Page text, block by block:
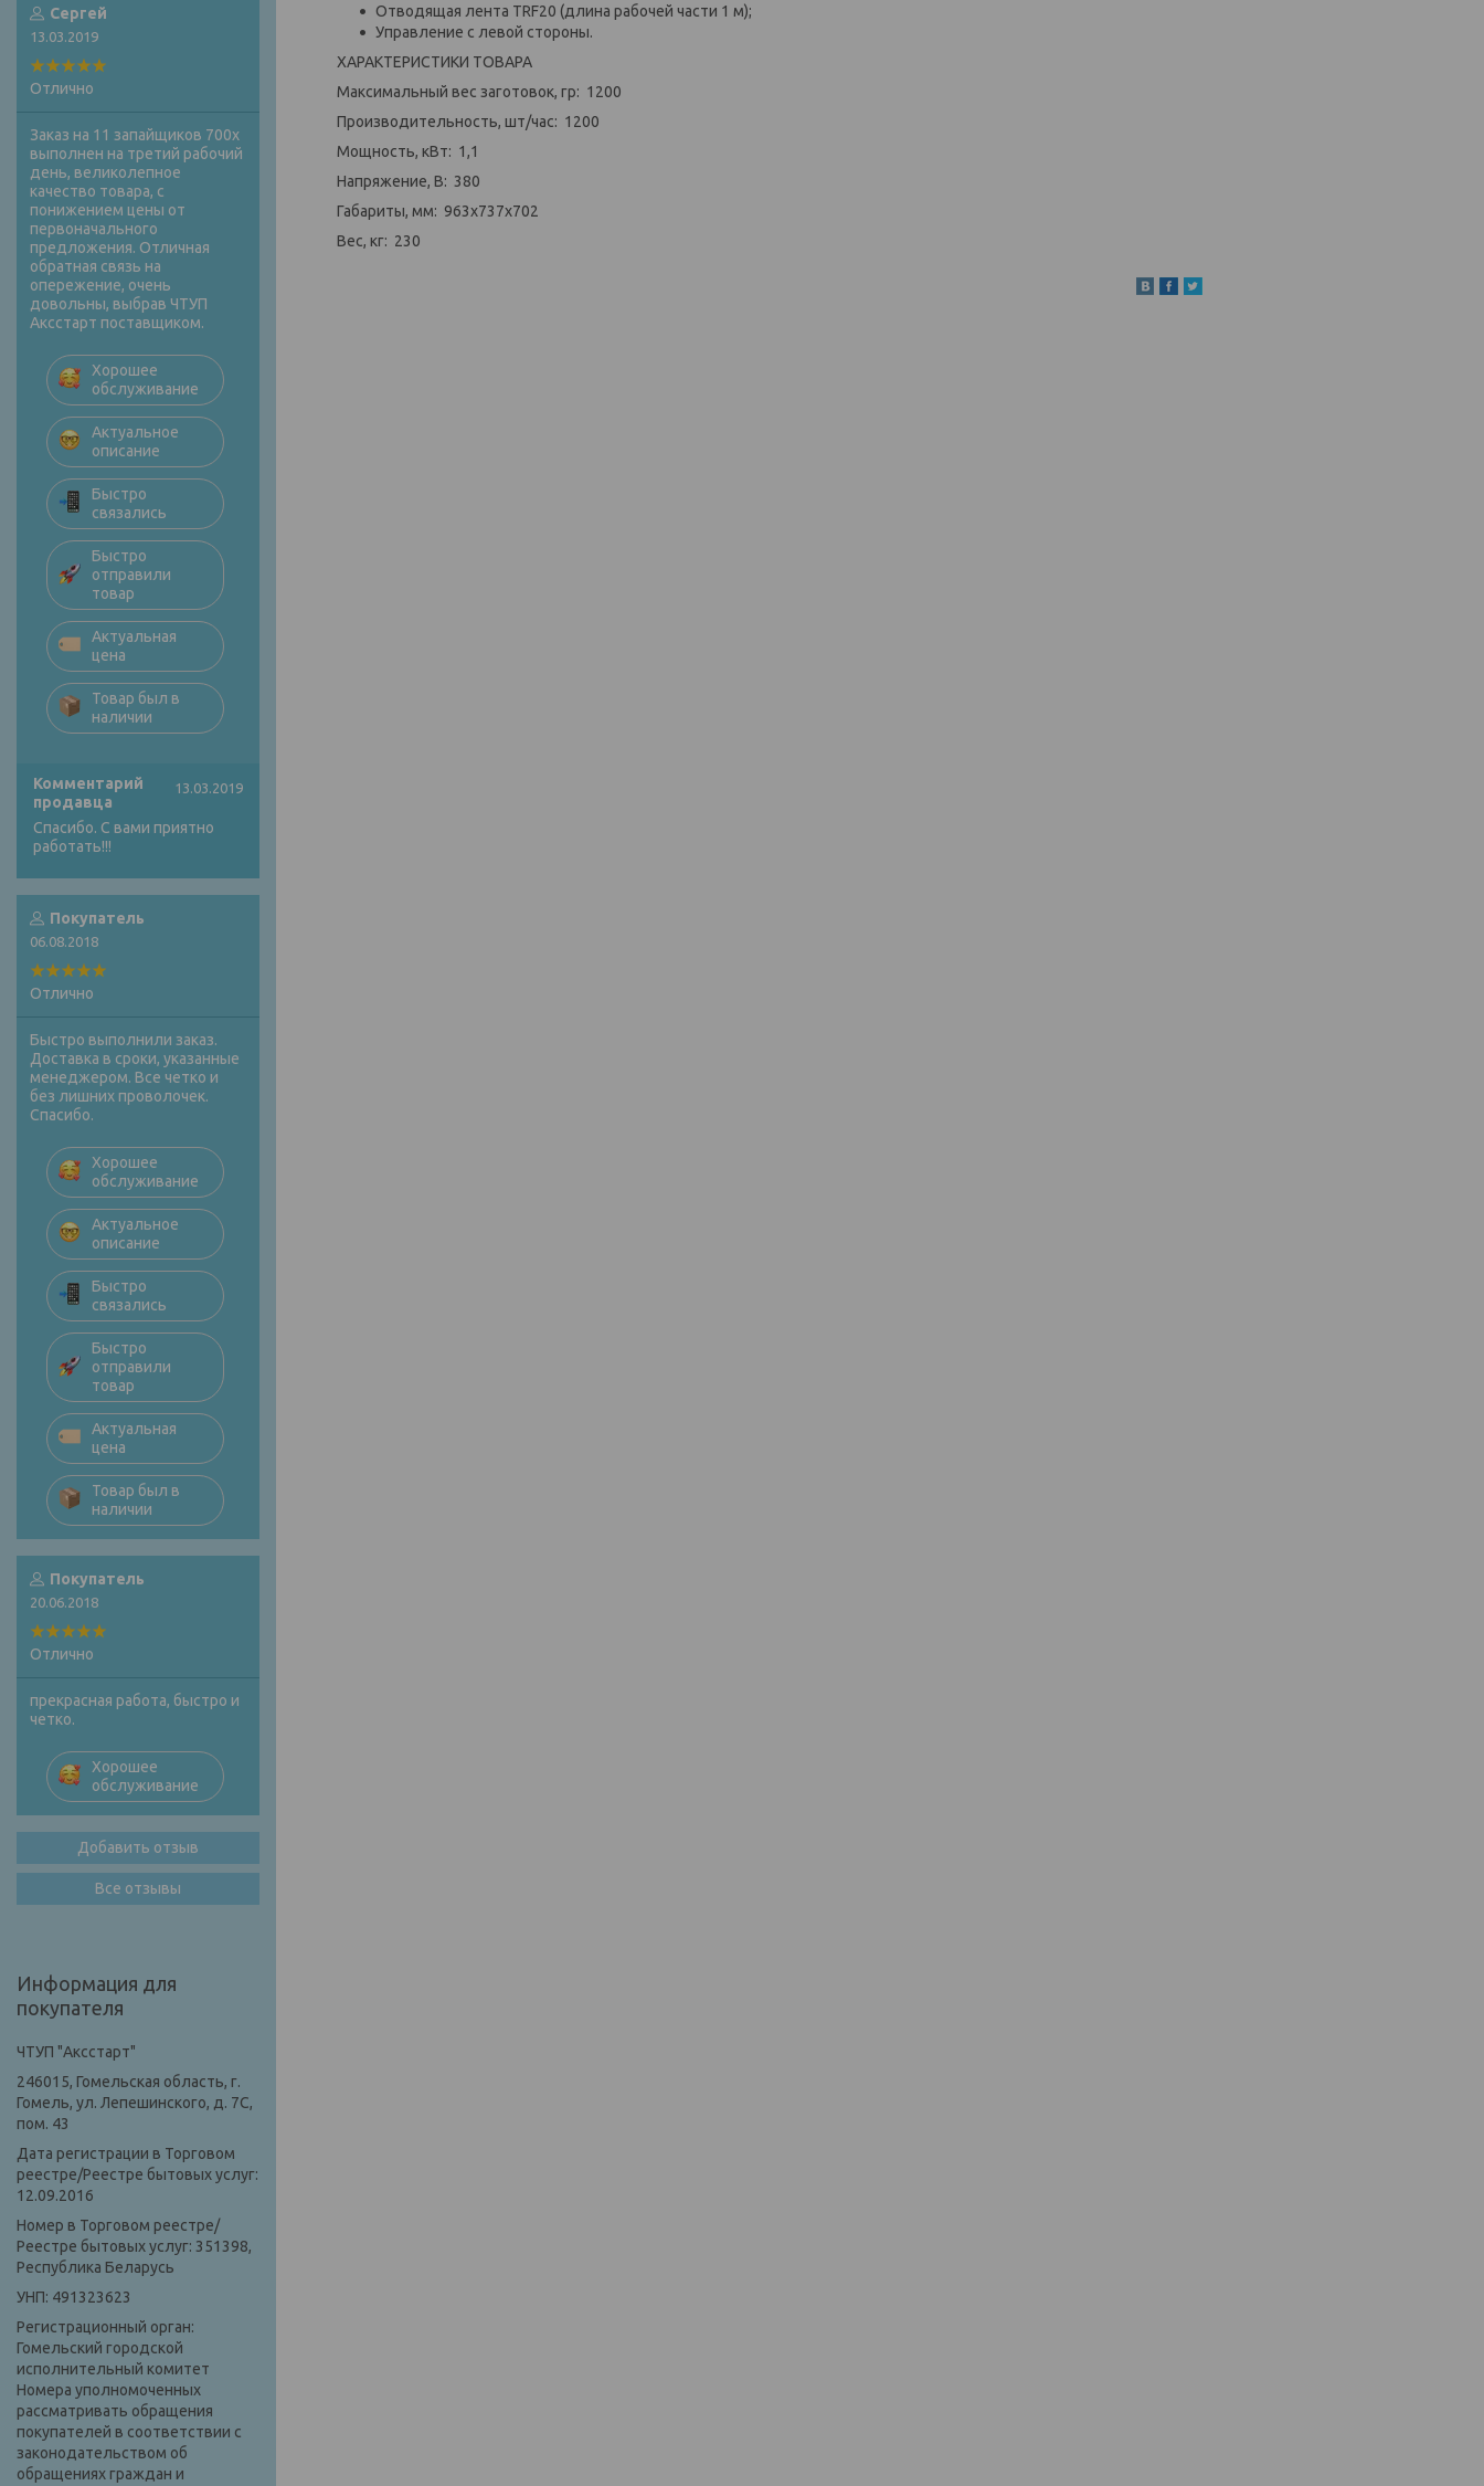
Отводящая лента TRF20 (длина рабочей части 1 м);
Управление с левой стороны.
ХАРАКТЕРИСТИКИ ТОВАРА
Максимальный вес заготовок, гр: 1200
Производительность, шт/час: 1200
Мощность, кВт: 1,1
Напряжение, В: 380
Габариты, мм: 963х737х702
Вес, кг: 230
Сергей
13.03.2019
Отлично
Заказ на 11 запайщиков 700х
выполнен на третий рабочий
день, великолепное
качество товара, с
понижением цены от
первоначального
предложения. Отличная
обратная связь на
опережение, очень
довольны, выбрав ЧТУП
Аксстарт поставщиком.
Хорошее
обслуживание
Актуальное
описание
Быстро
связались
Быстро
отправили
товар
Актуальная
цена
Товар был в
наличии
Комментарий
продавца
13.03.2019
Спасибо. С вами приятно
работать!!!
Покупатель
06.08.2018
Отлично
Быстро выполнили заказ.
Доставка в сроки, указанные
менеджером. Все четко и
без лишних проволочек.
Спасибо.
Хорошее
обслуживание
Актуальное
описание
Быстро
связались
Быстро
отправили
товар
Актуальная
цена
Товар был в
наличии
Покупатель
20.06.2018
Отлично
прекрасная работа, быстро и
четко.
Хорошее
обслуживание
Добавить отзыв
Все отзывы
Информация для
покупателя
ЧТУП "Аксстарт"
246015, Гомельская область, г.
Гомель, ул. Лепешинского, д. 7С,
пом. 43
Дата регистрации в Торговом
реестре/Реестре бытовых услуг:
12.09.2016
Номер в Торговом реестре/
Реестре бытовых услуг: 351398,
Республика Беларусь
УНП: 491323623
Регистрационный орган:
Гомельский городской
исполнительный комитет
Номера уполномоченных
рассматривать обращения
покупателей в соответствии с
законодательством об
обращениях граждан и